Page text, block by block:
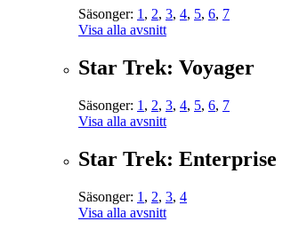
Säsonger: 1 , 2, 3, 4, 5, 6, 7
Visa alla avsnitt
Star Trek: Voyager
Säsonger: 1 , 2, 3, 4, 5, 6, 7
Visa alla avsnitt
Star Trek: Enterprise
Säsonger: 1 , 2, 3, 4
Visa alla avsnitt